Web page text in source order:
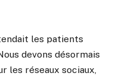
les patients
devons désormais
les réseaux sociaux,